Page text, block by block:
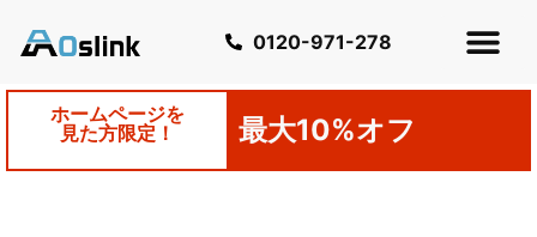
0120-971-278
ホームページを
見た方限定！
最大10%オフ